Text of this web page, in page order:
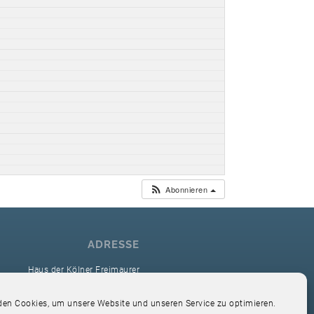
Cookies, um unsere Website und unseren Service zu optimieren.
Abonnieren
ADRESSE
Haus der Kölner Freimaurer
Hardefuststr. 9